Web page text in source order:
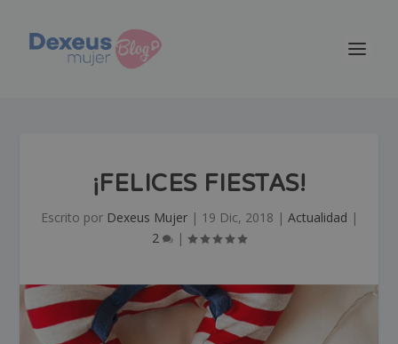
¡FELICES FIESTAS!
Escrito por Dexeus Mujer| 19 Dic, 2018 | Actualidad |
2
|